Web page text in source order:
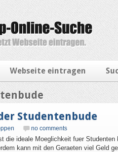
Webseite eintragen
Studentenbude
no comments
die ideale Moeglichkeit fuer
kann mit den Geraeten viel Geld